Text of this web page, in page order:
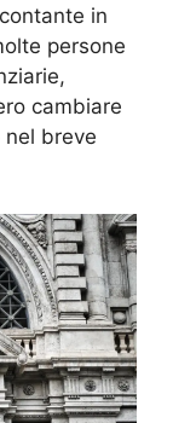
in
persone
cambiare
breve